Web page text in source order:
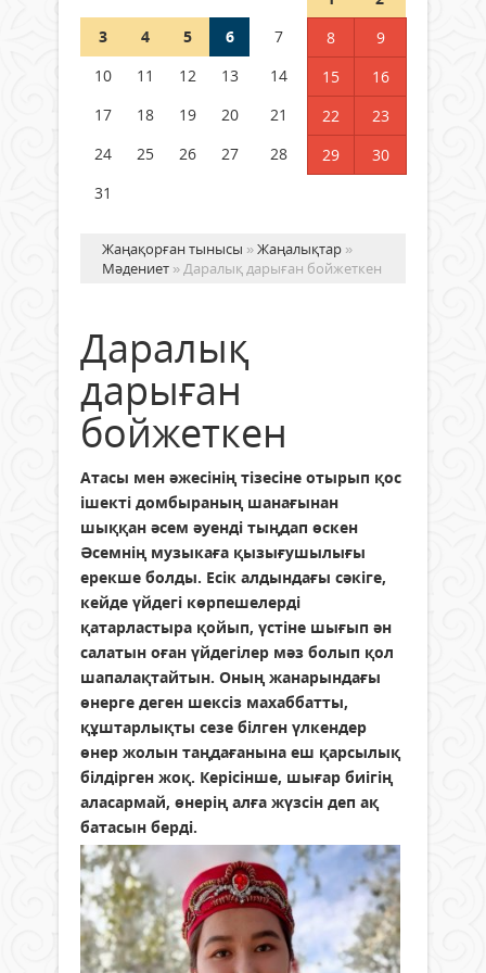
Германия аптап ыстыққа
бастады
04 тамыз 2026 ж.
3
4 5 6 7 8
9
10
11 12 13 14 15
16
17
18 19 20 21 22
23
24
25 26 27 28 29
30
31
Жаңақорған тынысы »Жаңалықтар »
Мәдениет » Даралық дарыған бойжеткен
Даралық
дарыған
бойжеткен
Атасы мен әжесінің тізесіне отырып қос
ішекті домбыраның шанағынан
шыққан әсем әуенді тыңдап өскен
Әсемнің музыкаға қызығушылығы
ерекше болды. Есік алдындағы сәкіге,
кейде үйдегі көрпешелерді
қатарластыра қойып, үстіне шығып ән
салатын оған үйдегілер мәз болып қол
шапалақтайтын. Оның жанарындағы
өнерге деген шексіз махаббатты,
құштарлықты сезе білген үлкендер
өнер жолын таңдағанына еш қарсылық
білдірген жоқ. Керісінше, шығар биігің
аласармай, өнерің алға жүзсін деп ақ
батасын берді.